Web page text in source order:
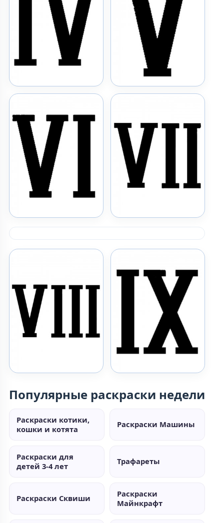
Популярные раскраски недели
Раскраски котики,
кошки и котята
Раскраски Машины
Раскраски для
детей 3-4 лет
Трафареты
Раскраски Сквиши
Раскраски
Майнкрафт